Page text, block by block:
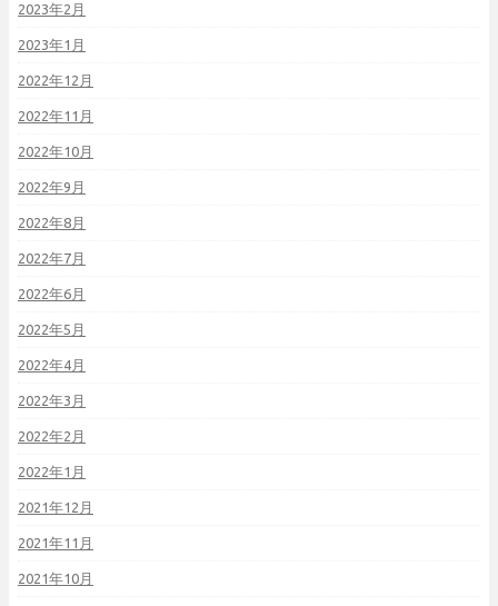
2023年2月
2023年1月
2022年12月
2022年11月
2022年10月
2022年9月
2022年8月
2022年7月
2022年6月
2022年5月
2022年4月
2022年3月
2022年2月
2022年1月
2021年12月
2021年11月
2021年10月